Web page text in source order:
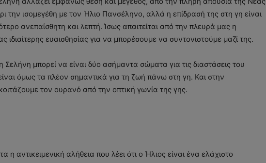
την ισομεγέθη με τον Ήλιο Πανσέληνο, αλλά η επίδρασή της στη γη είναι
ανεπαίσθητη και λεπτή. Ίσως απαιτείται από την πλευρά μας η
ιδιαίτερης ευαισθησίας για να μπορέσουμε να συντονιστούμε μαζί της.
Σελήνη μπορεί να είναι δύο ασήμαντα σώματα για τις διαστάσεις του
όμως τα πλέον σημαντικά για τη ζωή πάνω στη γη. Και στην
τον ουρανό από την οπτική γωνία της γης.
η αντικειμενική αλήθεια που λέει ότι ο Ήλιος είναι ένα ελάχιστο